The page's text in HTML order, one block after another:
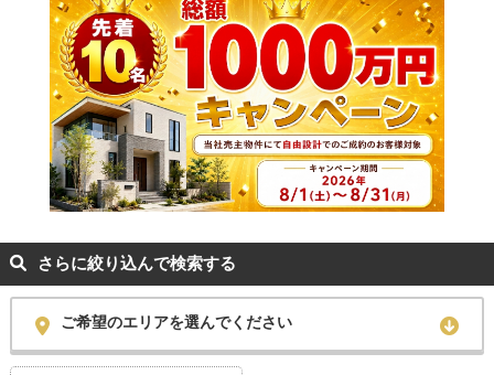
さらに絞り込んで検索する
ご希望のエリアを選んでください